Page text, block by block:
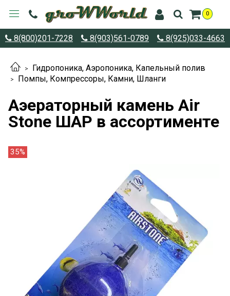
0
8(800)201-7228 8(903)561-0789 8(925)033-4663
Гидропоника, Аэропоника, Капельный полив
Помпы, Компрессоры, Камни, Шланги
Аэераторный камень Air
Stone ШАР в ассортименте
35%